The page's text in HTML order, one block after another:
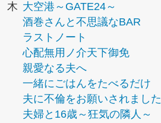
木 大空港～GATE24～
酒巻さんと不思議なBAR
ラストノート
心配無用ノ介天下御免
親愛なる夫へ
一緒にごはんをたべるだけ
夫に不倫をお願いされました
夫婦と16歳～狂気の隣人～